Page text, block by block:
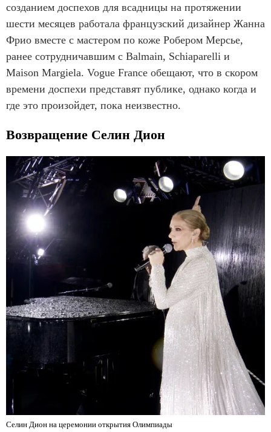
созданием доспехов для всадницы на протяжении
шести месяцев работала французский дизайнер Жанна
Фрио вместе с мастером по коже Робером Мерсье,
ранее сотрудничавшим с Balmain, Schiaparelli и
Maison Margiela. Vogue France обещают, что в скором
времени доспехи представят публике, однако когда и
где это произойдет, пока неизвестно.
Возвращение Селин Дион
Селин Дион на церемонии открытия Олимпиады